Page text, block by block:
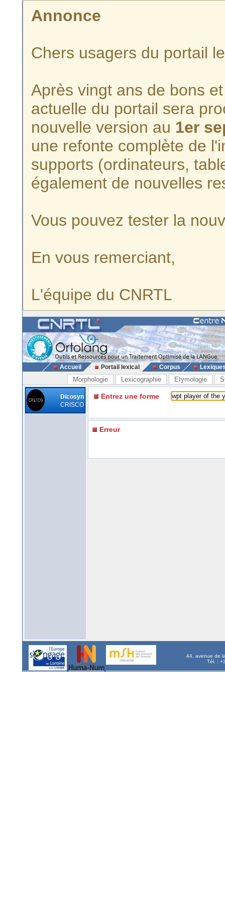
Annonce
Chers usagers du portail
Après vingt ans de bons
actuelle du portail sera
nouvelle version au 1er
une refonte complète de
supports (ordinateurs,
également de nouvelles
Vous pouvez tester la
En vous remerciant,
L'équipe du CNRTL
Accueil Portail lexical Corpus
Morphologie Lexicographie Etymologie
Dicosyn
CRISCO
Entrez une forme
Erreur
44, avenue de
Tél. :